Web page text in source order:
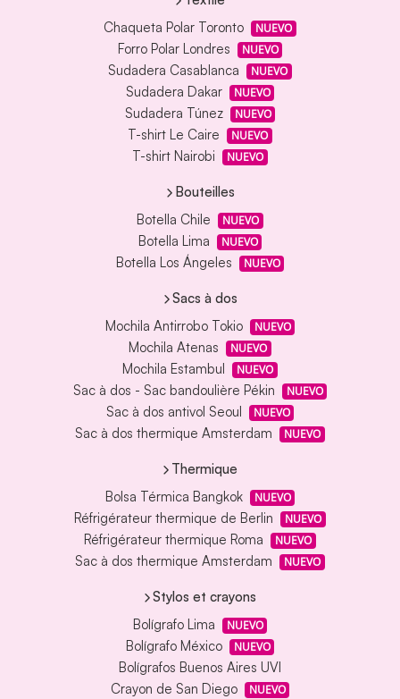
Chaqueta Polar Toronto
NUEVO
Forro Polar Londres NUEVO
Sudadera Casablanca NUEVO
Sudadera Dakar NUEVO
Sudadera Túnez NUEVO
T-shirt Le Caire NUEVO
T-shirt Nairobi NUEVO
Bouteilles
Botella Chile
NUEVO
Botella Lima NUEVO
Botella Los Ángeles NUEVO
Sacs à dos
Mochila Antirrobo Tokio
NUEVO
Mochila Atenas NUEVO
Mochila Estambul NUEVO
Sac à dos - Sac bandoulière Pékin NUEVO
Sac à dos antivol Seoul NUEVO
Sac à dos thermique Amsterdam NUEVO
Thermique
Bolsa Térmica Bangkok
NUEVO
Réfrigérateur thermique de Berlin NUEVO
Réfrigérateur thermique Roma NUEVO
Sac à dos thermique Amsterdam NUEVO
Stylos et crayons
Bolígrafo Lima
NUEVO
Bolígrafo México NUEVO
Bolígrafos Buenos Aires UVI
Crayon de San Diego
NUEVO